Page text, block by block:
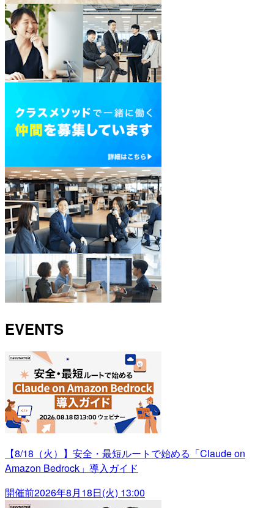
EVENTS
【8/18（火）】安全・最短ルートで始める「Claude on
Amazon Bedrock」導入ガイド
開催前2026年8月18日(火) 13:00